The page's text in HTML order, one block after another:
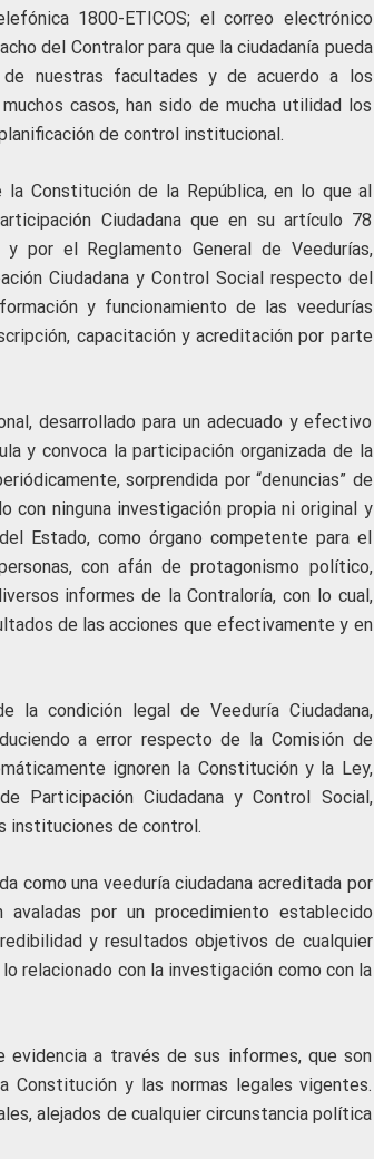
1800-ETICOS; el correo electrónico
del Contralor para que la ciudadanía pueda
nuestras facultades y de acuerdo a los
casos, han sido de mucha utilidad los
de control institucional.
Constitución de la República, en lo que al
Ciudadana que en su artículo 78
por el Reglamento General de Veedurías,
Ciudadana y Control Social respecto del
y funcionamiento de las veedurías
capacitación y acreditación por parte
desarrollado para un adecuado y efectivo
y convoca la participación organizada de la
sorprendida por “denuncias” de
con ninguna investigación propia ni original y
Estado, como órgano competente para el
con afán de protagonismo político,
informes de la Contraloría, con lo cual,
de las acciones que efectivamente y en
la condición legal de Veeduría Ciudadana,
a error respecto de la Comisión de
ignoren la Constitución y la Ley,
Participación Ciudadana y Control Social,
instituciones de control.
como una veeduría ciudadana acreditada por
por un procedimiento establecido
y resultados objetivos de cualquier
relacionado con la investigación como con la
evidencia a través de sus informes, que son
y las normas legales vigentes.
alejados de cualquier circunstancia política